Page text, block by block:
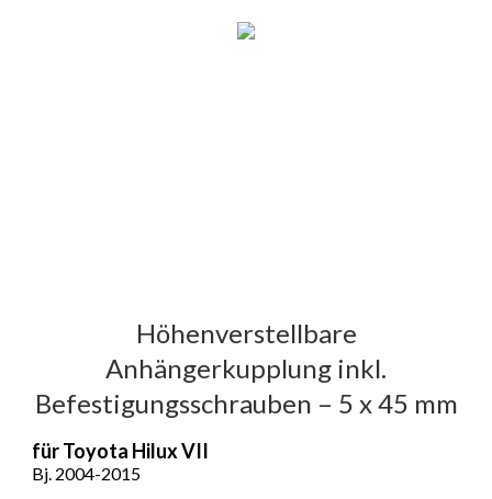
Höhenverstellbare
Anhängerkupplung inkl.
Befestigungsschrauben – 5 x 45 mm
für Toyota Hilux VII
Bj. 2004-2015